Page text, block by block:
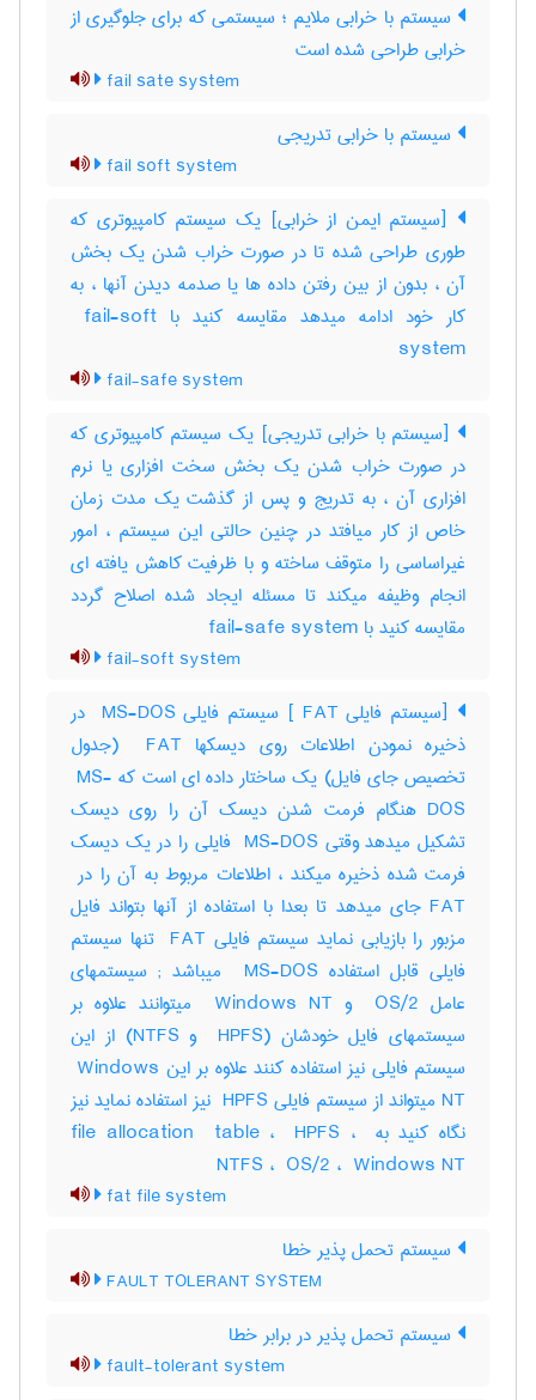
سیستم با خرابی ملایم ؛ سیستمی که برای جلوگیری از
خرابی طراحی شده است
fail sate system
سیستم با خرابی تدریجی
fail soft system
[سیستم ایمن از خرابی] یک سیستم کامپیوتری که
طوری طراحی شده تا در صورت خراب شدن یک بخش
آن ، بدون از بین رفتن داده ها یا صدمه دیدن آنها ، به
کار خود ادامه میدهد مقایسه کنید با ‎ fail-soft
system
fail-safe system
[سیستم با خرابی تدریجی] یک سیستم کامپیوتری که
در صورت خراب شدن یک بخش سخت افزاری یا نرم
افزاری آن ، به تدریج و پس از گذشت یک مدت زمان
خاص از کار میافتد در چنین حالتی این سیستم ، امور
غیراساسی را متوقف ساخته و با ظرفیت کاهش یافته ای
انجام وظیفه میکند تا مسئله ایجاد شده اصلاح گردد
مقایسه کنید با ‎ fail-safe system
fail-soft system
[سیستم فایلی ‎ FAT] سیستم فایلی ‎ MS-DOS در
ذخیره نمودن اطلاعات روی دیسکها ‎ FAT (جدول
تخصیص جای فایل) یک ساختار داده ای است که ‎ MS-
DOS هنگام فرمت شدن دیسک آن را روی دیسک
تشکیل میدهد وقتی ‎ MS-DOS فایلی را در یک دیسک
FAT جای میدهد تا بعدا با استفاده از آنها بتواند فایل
مزبور را بازیابی نماید سیستم فایلی ‎ FAT تنها سیستم
فایلی قابل استفاده ‎ MS-DOS میباشد‎ ; سیستمهای
عامل ‎ OS/2 و ‎ Windows NT میتوانند علاوه بر
سیستمهای فایل خودشان (‎ HPFS و ‎NTFS) از این
سیستم فایلی نیز استفاده کنند علاوه بر این ‎ Windows
NT میتواند از سیستم فایلی ‎ HPFS نیز استفاده نماید نیز
نگاه کنید به ‎file allocation ‎ table ، ‎ HPFS ، ‎
NTFS ، ‎ OS/2 ، ‎ Windows NT
fat file system
سیستم تحمل پذیر خطا
FAULT TOLERANT SYSTEM
سیستم تحمل پذیر در برابر خطا
fault-tolerant system